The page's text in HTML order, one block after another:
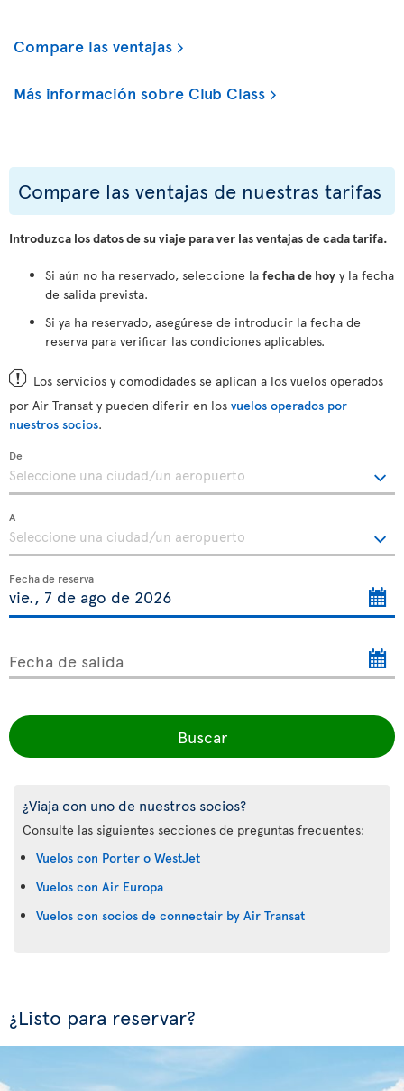
Compare las ventajas
Más información sobre Club Class
Compare las ventajas de nuestras tarifas
Introduzca los datos de su viaje para ver las ventajas de cada tarifa.
Si aún no ha reservado, seleccione la fecha de hoy y la fecha
de salida prevista.
Si ya ha reservado, asegúrese de introducir la fecha de
reserva para verificar las condiciones aplicables.
Los servicios y comodidades se aplican a los vuelos operados
por Air Transat y pueden diferir en los vuelos operados por
nuestros socios.
De
A
Fecha de reserva
Fecha de salida
Buscar
¿Viaja con uno de nuestros socios?
Consulte las siguientes secciones de preguntas frecuentes:
Vuelos con Porter o WestJet
Vuelos con Air Europa
Vuelos con socios de connectair by Air Transat
¿Listo para reservar?